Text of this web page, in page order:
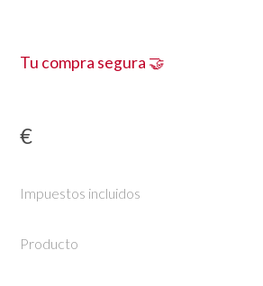
Tu compra segura 🤝
€
Impuestos incluidos
Producto